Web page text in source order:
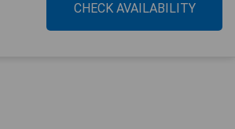
CHECK AVAILABILITY